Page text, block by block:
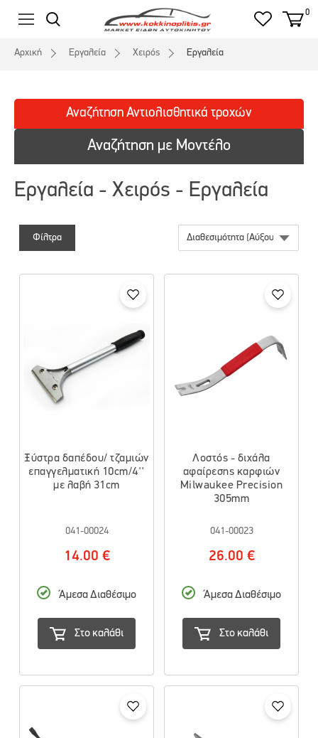
0
Αρχική Εργαλεία Χειρός Εργαλεία
Αναζήτηση με Μοντέλο
Αναζήτηση Αντιολισθητικά τροχών
Εργαλεία - Χειρός - Εργαλεία
Φίλτρα
Ξύστρα δαπέδου/ τζαμιών
επαγγελματική 10cm/4''
με λαβή 31cm
041-00024
14.00 €
Άμεσα Διαθέσιμο
Στο καλάθι
Λοστός - διχάλα
αφαίρεσης καρφιών
Milwaukee Precision
305mm
041-00023
26.00 €
Άμεσα Διαθέσιμο
Στο καλάθι